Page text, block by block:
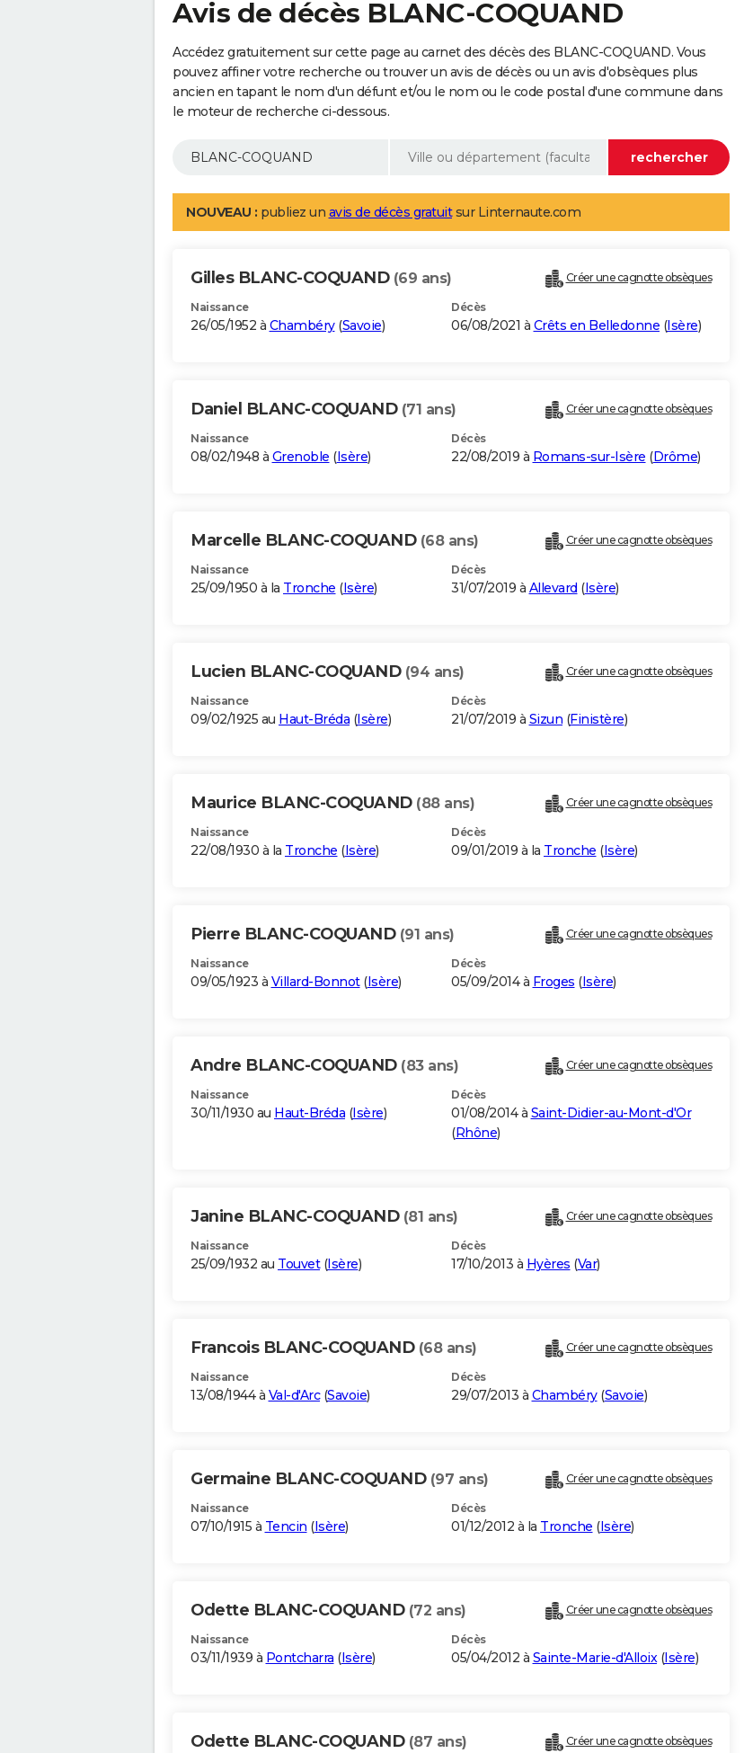
Avis de décès BLANC-COQUAND
Accédez gratuitement sur cette page au carnet des décès des BLANC-COQUAND. Vous
pouvez affiner votre recherche ou trouver un avis de décès ou un avis d'obsèques plus
ancien en tapant le nom d'un défunt et/ou le nom ou le code postal d'une commune dans
le moteur de recherche ci-dessous.
NOUVEAU : publiez un avis de décès gratuitsur Linternaute.com
Gilles BLANC-COQUAND (69 ans) Créer une cagnotte obsèques
Naissance
26/05/1952 à Chambéry(Savoie)
Décès
06/08/2021 à Crêts en Belledonne (Isère)
Daniel BLANC-COQUAND (71 ans) Créer une cagnotte obsèques
Naissance
08/02/1948 à Grenoble (Isère)
Décès
22/08/2019 à Romans-sur-Isère (Drôme)
Marcelle BLANC-COQUAND (68 ans) Créer une cagnotte obsèques
Naissance
25/09/1950 à la Tronche (Isère)
Décès
31/07/2019 à Allevard (Isère)
Lucien BLANC-COQUAND (94 ans) Créer une cagnotte obsèques
Naissance
09/02/1925 au Haut-Bréda (Isère)
Décès
21/07/2019 à Sizun (Finistère)
Maurice BLANC-COQUAND (88 ans) Créer une cagnotte obsèques
Naissance
22/08/1930 à la Tronche (Isère)
Décès
09/01/2019 à la Tronche (Isère)
Pierre BLANC-COQUAND (91 ans) Créer une cagnotte obsèques
Naissance
09/05/1923 à Villard-Bonnot(Isère)
Décès
05/09/2014 à Froges (Isère)
Andre BLANC-COQUAND (83 ans) Créer une cagnotte obsèques
Naissance
30/11/1930 au Haut-Bréda (Isère)
Décès
01/08/2014 à Saint-Didier-au-Mont-d'Or
(Rhône)
Janine BLANC-COQUAND (81 ans) Créer une cagnotte obsèques
Naissance
25/09/1932 au Touvet(Isère)
Décès
17/10/2013 à Hyères (Var)
Francois BLANC-COQUAND (68 ans) Créer une cagnotte obsèques
Naissance
13/08/1944 à Val-d'Arc(Savoie)
Décès
29/07/2013 à Chambéry(Savoie)
Germaine BLANC-COQUAND (97 ans) Créer une cagnotte obsèques
Naissance
07/10/1915 à Tencin (Isère)
Décès
01/12/2012 à la Tronche (Isère)
Odette BLANC-COQUAND (72 ans) Créer une cagnotte obsèques
Naissance
03/11/1939 à Pontcharra (Isère)
Décès
05/04/2012 à Sainte-Marie-d'Alloix(Isère)
Odette BLANC-COQUAND (87 ans) Créer une cagnotte obsèques